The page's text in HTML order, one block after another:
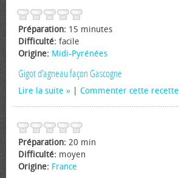
Préparation: 15 minutes
Difficulté: facile
Origine: Midi-Pyrénées
Gigot d’agneau façon Gascogne
Lire la suite Commenter cette recette
Préparation: 20 min
Difficulté: moyen
Origine: France